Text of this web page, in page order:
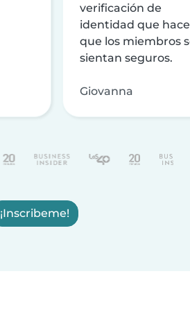
verificación de
identidad que
que los miembros
sientan seguros.
Giovanna
¡Inscribeme!